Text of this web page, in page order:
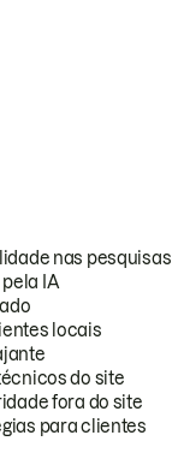
nas pesquisas
IA
locais
do site
fora do site
para clientes